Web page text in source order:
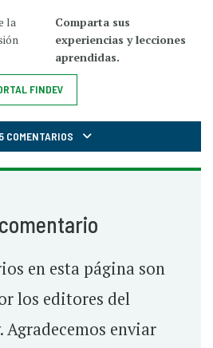
la
Comparta sus
experiencias y lecciones
aprendidas.
FINDEV
COMENTARIOS
en esta página son
los editores del
Agradecemos enviar